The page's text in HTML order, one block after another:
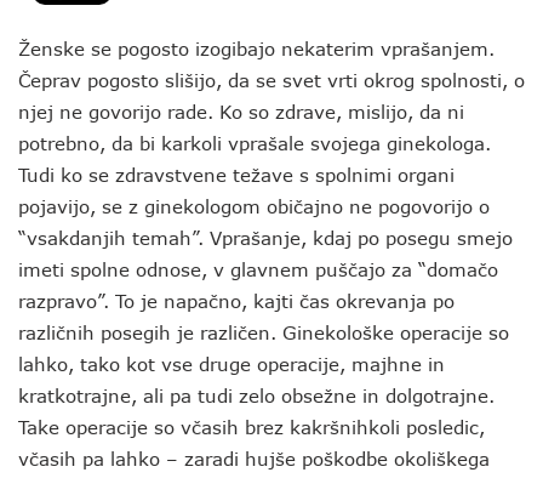
Ženske se pogosto izogibajo nekaterim vprašanjem.
Čeprav pogosto slišijo, da se svet vrti okrog spolnosti, o
njej ne govorijo rade. Ko so zdrave, mislijo, da ni
potrebno, da bi karkoli vprašale svojega ginekologa.
Tudi ko se zdravstvene težave s spolnimi organi
pojavijo, se z ginekologom običajno ne pogovorijo o
“vsakdanjih temah”. Vprašanje, kdaj po posegu smejo
imeti spolne odnose, v glavnem puščajo za “domačo
razpravo”. To je napačno, kajti čas okrevanja po
različnih posegih je različen. Ginekološke operacije so
lahko, tako kot vse druge operacije, majhne in
kratkotrajne, ali pa tudi zelo obsežne in dolgotrajne.
Take operacije so včasih brez kakršnihkoli posledic,
včasih pa lahko – zaradi hujše poškodbe okoliškega